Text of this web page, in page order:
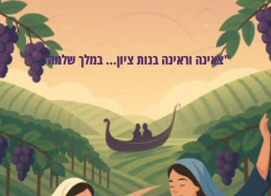
"צאינה וראינה בנות ציון... במלך שלמה"